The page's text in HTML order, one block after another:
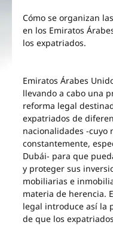
Cómo se organizan
en los Emiratos
los expatriados.
Emiratos Árabes
llevando a cabo una
reforma legal
expatriados de
nacionalidades -cuyo
constantemente,
Dubái- para que
y proteger sus
mobiliarias e
materia de herencia.
legal introduce así la
de que los